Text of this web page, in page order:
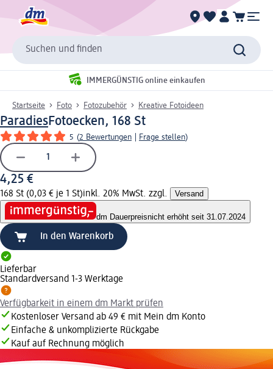
Suchen und finden
IMMERGÜNSTIG online einkaufen
Startseite Foto Fotozubehör Kreative Fotoideen
ParadiesFotoecken, 168 St
5 (2 Bewertungen Frage stellen)
4,25 €
168 St (0,03 € je 1 St)inkl. 20% MwSt. zzgl. Versand
dm Dauerpreisnicht erhöht seit 31.07.2024
In den Warenkorb
Lieferbar
Standardversand 1-3 Werktage
Verfügbarkeit in einem dm Markt prüfen
Kostenloser Versand ab 49 € mit Mein dm Konto
Einfache & unkomplizierte Rückgabe
Kauf auf Rechnung möglich